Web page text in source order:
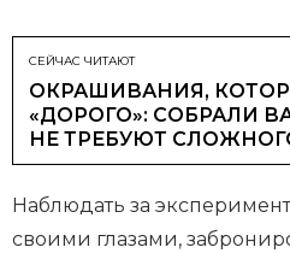
СЕЙЧАС ЧИТАЮТ
ОКРАШИВАНИЯ,
«ДОРОГО»: СОБРАЛИ
НЕ ТРЕБУЮТ
Наблюдать за
своими глазами,